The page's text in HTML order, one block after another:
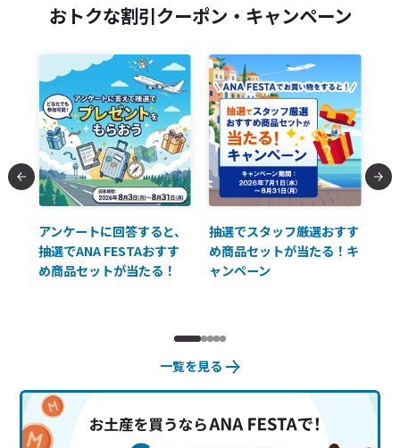
おトクな割引クーポン・キャンペーン
アンケートに回答すると、
抽選でANA FESTAおすす
め商品セットが当たる！
抽選でスタッフ厳選おすす
め商品セットが当たる！キ
ャンペーン
一覧を見る